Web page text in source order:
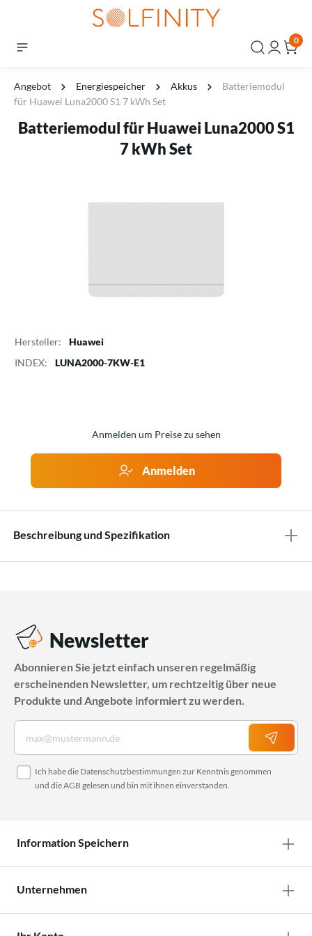
0
Angebot Energiespeicher Akkus
Batteriemodul
für Huawei Luna2000 S1 7 kWh Set
Batteriemodul für Huawei Luna2000 S1
7 kWh Set
Hersteller:
Huawei
INDEX:
LUNA2000-7KW-E1
Anmelden um Preise zu sehen
Anmelden
Beschreibung und Spezifikation
Newsletter
Abonnieren Sie jetzt einfach unseren regelmäßig
erscheinenden Newsletter, um rechtzeitig über neue
Produkte und Angebote informiert zu werden.
Ich habe die Datenschutzbestimmungen zur Kenntnis genommen
und dieAGB gelesen und bin mit ihnen einverstanden.
Information Speichern
Unternehmen